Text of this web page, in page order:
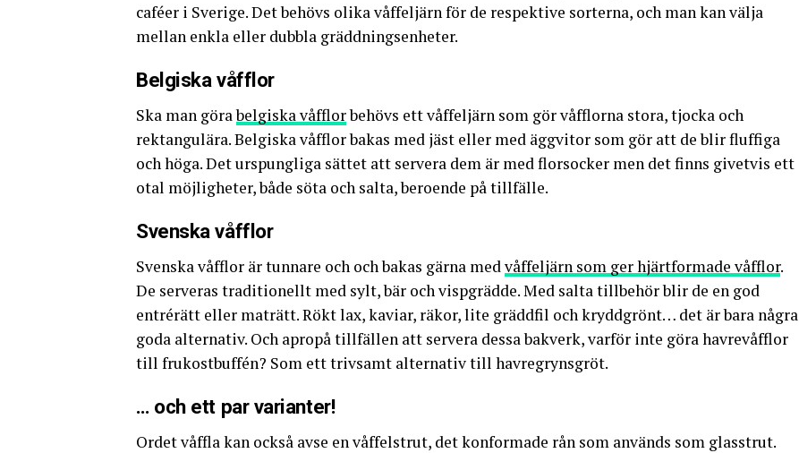
caféer i Sverige. Det behövs olika våffeljärn för de respektive sorterna, och man kan välja
mellan enkla eller dubbla gräddningsenheter.
Belgiska våfflor
Ska man görabelgiska våfflorbehövs ett våffeljärn som gör våfflorna stora, tjocka och
rektangulära. Belgiska våfflor bakas med jäst eller med äggvitor som gör att de blir fluffiga
och höga. Det urspungliga sättet att servera dem är med florsocker men det finns givetvis ett
otal möjligheter, både söta och salta, beroende på tillfälle.
Svenska våfflor
Svenska våfflor är tunnare och och bakas gärna medvåffeljärn som ger hjärtformade våfflor.
De serveras traditionellt med sylt, bär och vispgrädde. Med salta tillbehör blir de en god
entrérätt eller maträtt. Rökt lax, kaviar, räkor, lite gräddfil och kryddgrönt… det är bara några
goda alternativ. Och apropå tillfällen att servera dessa bakverk, varför inte göra havrevåfflor
till frukostbuffén? Som ett trivsamt alternativ till havregrynsgröt.
… och ett par varianter!
Ordet våffla kan också avse en våffelstrut, det konformade rån som används som glasstrut.